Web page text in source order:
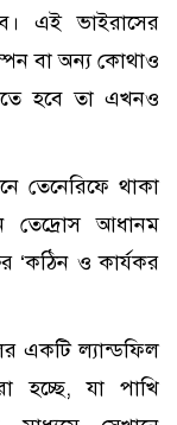
এই ভাইরাসের
বা অন্য কোথাও
হবে তা এখনও
তেনেরিফে থাকা
তেদ্রোস আধানম
‘কঠিন ও কার্যকর
একটি ল্যান্ডফিল
হচ্ছে, যা পাখি